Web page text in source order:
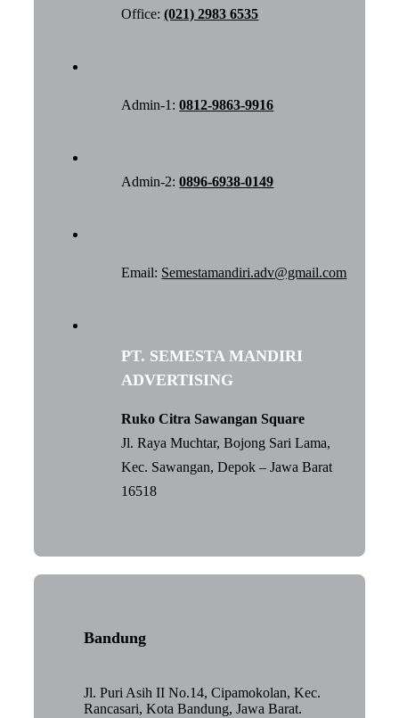
Office:(021) 2983 6535
Admin-1:0812-9863-9916
Admin-2:0896-6938-0149
Email: Semestamandiri.adv@gmail.com
PT. SEMESTA MANDIRI
ADVERTISING
Ruko Citra Sawangan Square
Jl. Raya Muchtar, Bojong Sari Lama,
Kec. Sawangan, Depok – Jawa Barat
16518
Bandung
Jl. Puri Asih II No.14, Cipamokolan, Kec.
Rancasari, Kota Bandung, Jawa Barat.